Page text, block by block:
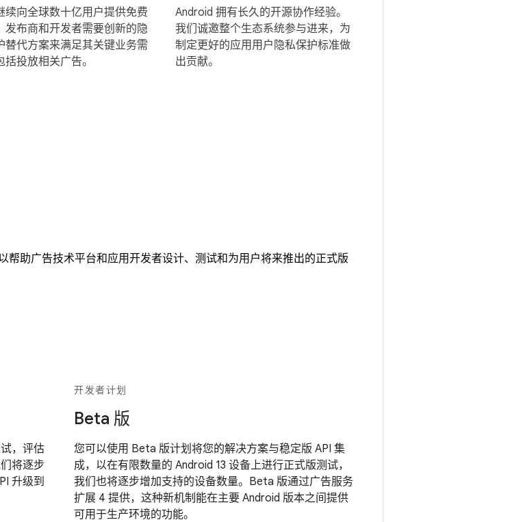
续向全球数十亿用户提供免费
发布商和开发者需要创新的隐
替代方案来满足其关键业务需
括投放相关广告。
Android 拥有长久的开源协作经验。
我们诚邀整个生态系统参与进来，为
制定更好的应用用户隐私保护标准做
出贡献。
帮助广告技术平台和应用开发者设计、测试和为用户将来推出的正式版
，评估
将逐步
升级到
开发者计划
Beta 版
您可以使用 Beta 版计划将您的解决方案与稳定版 API 集
成，以在有限数量的 Android 13 设备上进行正式版测试，
我们也将逐步增加支持的设备数量。Beta 版通过广告服务
扩展 4 提供，这种新机制能在主要 Android 版本之间提供
可用于生产环境的功能。